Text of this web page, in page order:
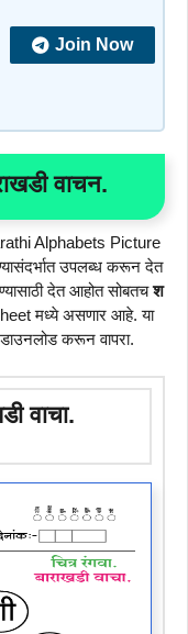
Join Now
वाचन.
Alphabets Picture
उपलब्ध करून देत
देत आहोत सोबतचश
मध्ये असणार आहे. या
करून वापरा.
वाचा.